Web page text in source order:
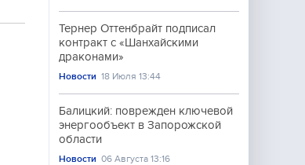
Тернер Оттенбрайт подписал
контракт с «Шанхайскими
драконами»
Новости 18 Июля 13:44
Балицкий: поврежден ключевой
энергообъект в Запорожской
области
Новости 06 Августа 13:16